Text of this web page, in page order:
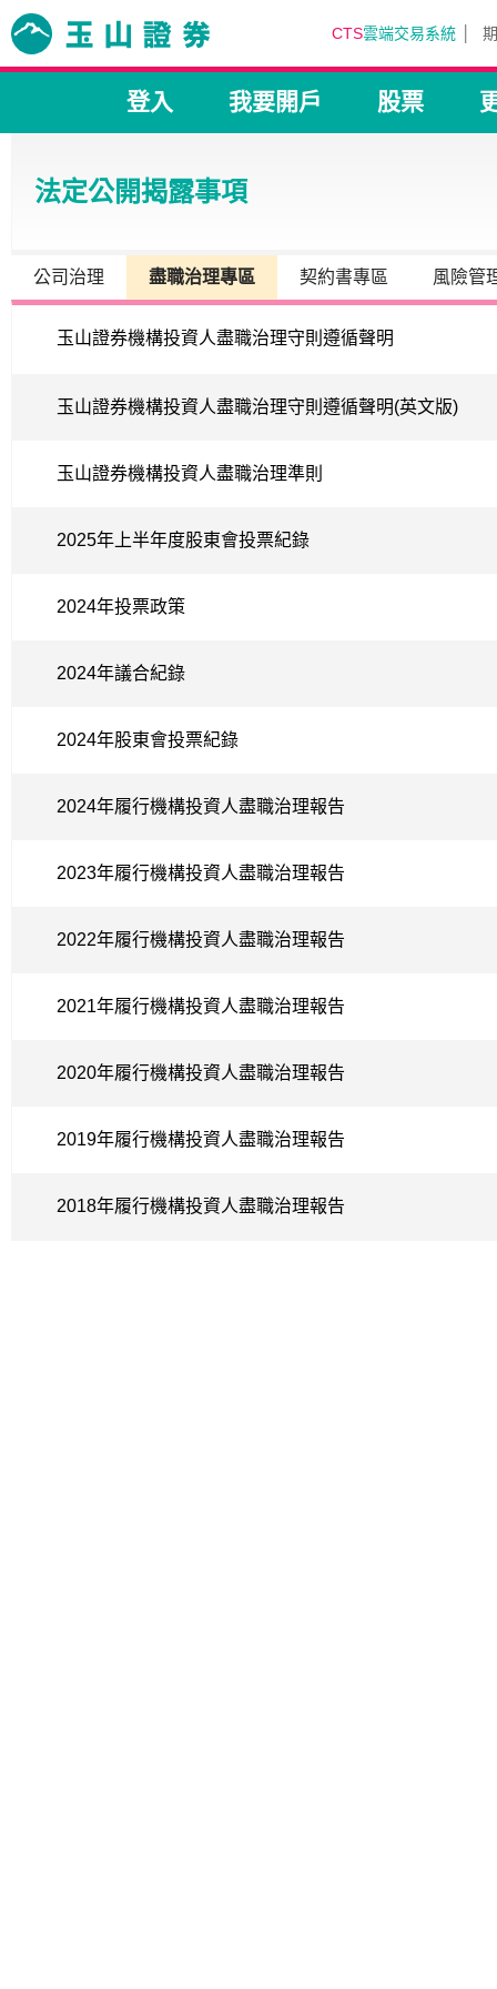
CTS雲端交易系統
登入 我要開戶 股票
法定公開揭露事項
公司治理 盡職治理專區 契約書專區 風險管
玉山證券機構投資人盡職治理守則遵循聲明
玉山證券機構投資人盡職治理守則遵循聲明(英文版)
玉山證券機構投資人盡職治理準則
2025年上半年度股東會投票紀錄
2024年投票政策
2024年議合紀錄
2024年股東會投票紀錄
2024年履行機構投資人盡職治理報告
2023年履行機構投資人盡職治理報告
2022年履行機構投資人盡職治理報告
2021年履行機構投資人盡職治理報告
2020年履行機構投資人盡職治理報告
2019年履行機構投資人盡職治理報告
2018年履行機構投資人盡職治理報告